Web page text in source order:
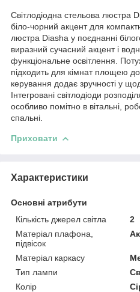
Світлодіодна стельова люстра
біло‑чорний акцент для
люстра Diasha у поєднанні
виразний сучасний акцент і
функціональне освітлення.
підходить для кімнат площею
керування додає зручності у
Інтегровані світлодіоди
особливо помітно в вітальні,
спальні.
Приховати
Характеристики
Основні атрибути
Кількість джерел світла
2
Матеріал плафона,
підвісок
Матеріал каркасу
Тип лампи
Колір